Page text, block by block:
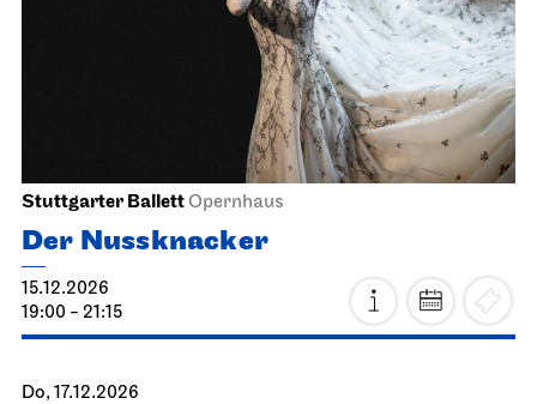
Stuttgarter BallettOpernhaus
Der Nussknacker
15.12.2026
19:00 - 21:15
Do, 17.12.2026